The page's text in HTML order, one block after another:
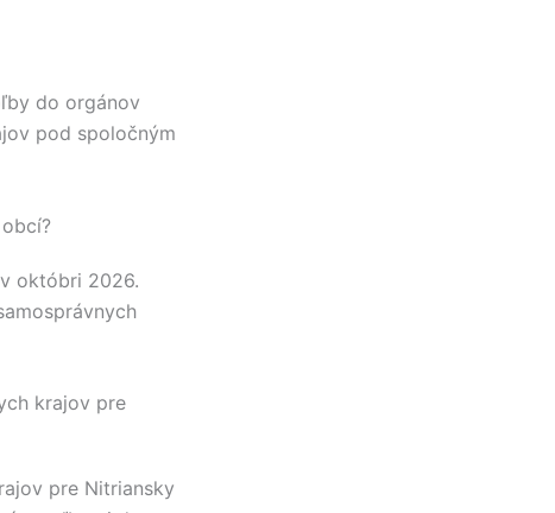
do orgánov
pod spoločným
októbri 2026.
krajov pre
pre Nitriansky